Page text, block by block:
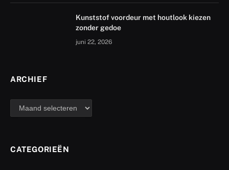
Kunststof voordeur met houtlook kiezen
zonder gedoe
juni 22, 2026
ARCHIEF
archief
CATEGORIEËN